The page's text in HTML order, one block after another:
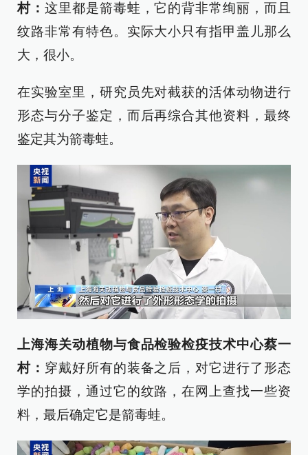
村： 这里都是箭毒蛙，它的背非常绚丽，而且
纹路非常有特色。实际大小只有指甲盖儿那么
大，很小。
在实验室里，研究员先对截获的活体动物进行
形态与分子鉴定，而后再综合其他资料，最终
鉴定其为箭毒蛙。
上海海关动植物与食品检验检疫技术中心蔡一
村： 穿戴好所有的装备之后，对它进行了形态
学的拍摄，通过它的纹路，在网上查找一些资
料，最后确定它是箭毒蛙。